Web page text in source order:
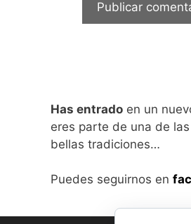
Has entrado en un
eres parte de una de
bellas tradiciones…
Puedes seguirnos en